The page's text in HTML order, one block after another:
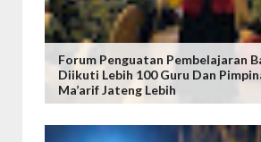
Forum Penguatan Pembelajaran
Diikuti Lebih 100 Guru Dan
Ma’arif Jateng Lebih